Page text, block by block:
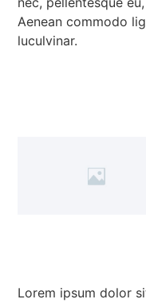
Aenean commodo
luculvinar.
Lorem ipsum dolor